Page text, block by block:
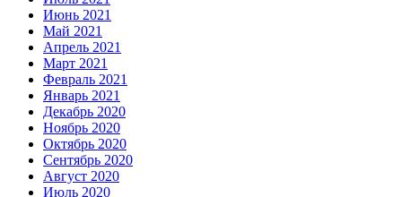
Июнь 2021
Май 2021
Апрель 2021
Март 2021
Февраль 2021
Январь 2021
Декабрь 2020
Ноябрь 2020
Октябрь 2020
Сентябрь 2020
Август 2020
Июль 2020